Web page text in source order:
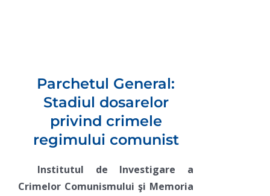
Parchetul General:
Stadiul dosarelor
privind crimele
regimului comunist
Institutul de Investigare a
Crimelor Comunismului şi Memoria